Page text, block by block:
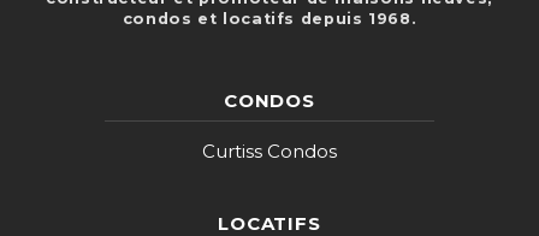
condos et locatifs depuis 1968.
CONDOS
Curtiss Condos
LOCATIFS